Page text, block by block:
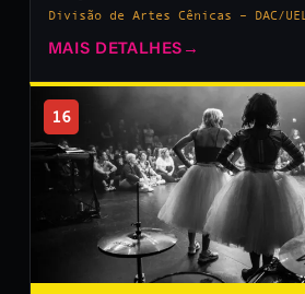
Divisão de Artes Cênicas – DAC/UEL
MAIS DETALHES →
16